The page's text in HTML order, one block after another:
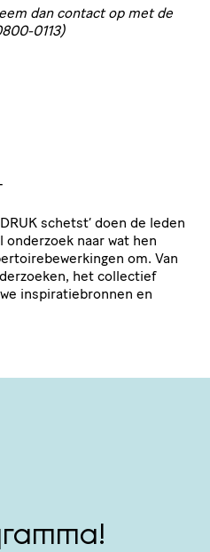
dan contact op met de
0113)
schetst’ doen de leden
naar wat hen
om. Van
het collectief
inspi­ra­tie­bronnen en